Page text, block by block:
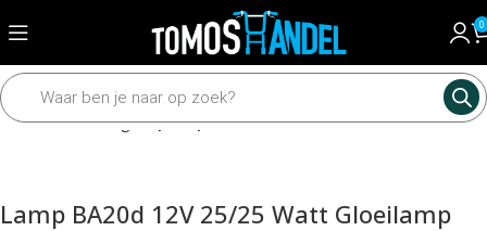
0
Home Verlichting Koplamp
Lamp BA20d 12V 25/25 Watt Gloeilamp